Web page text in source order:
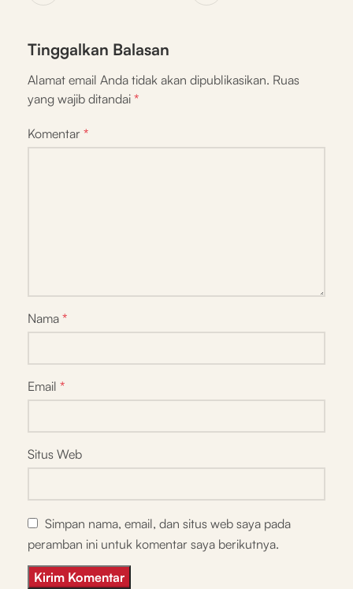
Tinggalkan Balasan
Alamat email Anda tidak akan dipublikasikan. Ruas
yang wajib ditandai *
Komentar *
Nama *
Email *
Situs Web
Simpan nama, email, dan situs web saya pada
peramban ini untuk komentar saya berikutnya.